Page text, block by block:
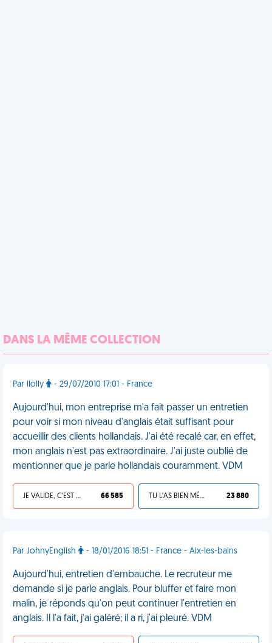
DANS LA MÊME COLLECTION
Par llolly - 29/07/2010 17:01 - France
Aujourd'hui, mon entreprise m'a fait passer un entretien
pour voir si mon niveau d'anglais était suffisant pour
accueillir des clients hollandais. J'ai été recalé car, en effet,
mon anglais n'est pas extraordinaire. J'ai juste oublié de
mentionner que je parle hollandais couramment. VDM
JE VALIDE, C'EST UNE VDM 66 585 TU L'AS BIEN MÉRITÉ 23 880
Par JohnyEnglish - 18/01/2016 18:51 - France - Aix-les-bains
Aujourd'hui, entretien d'embauche. Le recruteur me
demande si je parle anglais. Pour bluffer et faire mon
malin, je réponds qu'on peut continuer l'entretien en
anglais. Il l'a fait, j'ai galéré; il a ri, j'ai pleuré. VDM